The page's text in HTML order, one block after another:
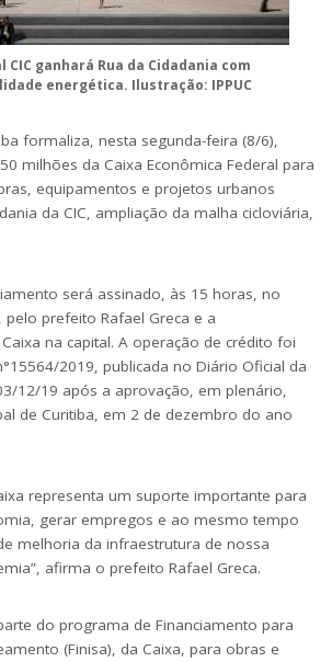
CIC ganhará Rua da Cidadania com
energética. Ilustração: IPPUC
formaliza, nesta segunda-feira (8/6),
milhões da Caixa Econômica Federal para
equipamentos e projetos urbanos
da CIC, ampliação da malha cicloviária,
será assinado, às 15 horas, no
pelo prefeito Rafael Greca e a
na capital. A operação de crédito foi
2019, publicada no Diário Oficial da
12/19 após a aprovação, em plenário,
de Curitiba, em 2 de dezembro do ano
representa um suporte importante para
gerar empregos e ao mesmo tempo
melhoria da infraestrutura de nossa
afirma o prefeito Rafael Greca.
do programa de Financiamento para
(Finisa), da Caixa, para obras e